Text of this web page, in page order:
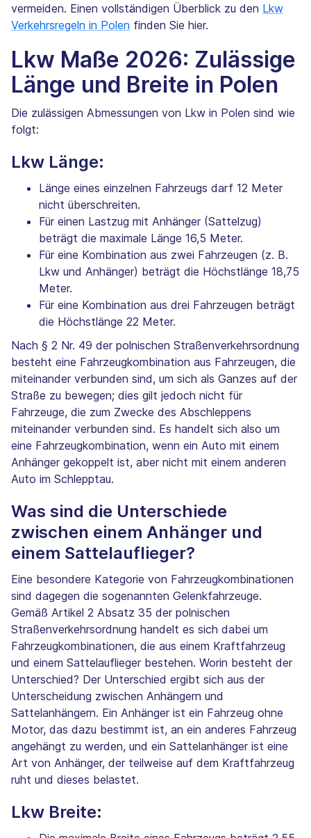
vermeiden. Einen vollständigen Überblick zu den Lkw
Verkehrsregeln in Polen finden Sie hier.
Lkw Maße 2026: Zulässige
Länge und Breite in Polen
Die zulässigen Abmessungen von Lkw in Polen sind wie
folgt:
Lkw Länge:
Länge eines einzelnen Fahrzeugs darf 12 Meter
nicht überschreiten.
Für einen Lastzug mit Anhänger (Sattelzug)
beträgt die maximale Länge 16,5 Meter.
Für eine Kombination aus zwei Fahrzeugen (z. B.
Lkw und Anhänger) beträgt die Höchstlänge 18,75
Meter.
Für eine Kombination aus drei Fahrzeugen beträgt
die Höchstlänge 22 Meter.
Nach § 2 Nr. 49 der polnischen Straßenverkehrsordnung
besteht eine Fahrzeugkombination aus Fahrzeugen, die
miteinander verbunden sind, um sich als Ganzes auf der
Straße zu bewegen; dies gilt jedoch nicht für
Fahrzeuge, die zum Zwecke des Abschleppens
miteinander verbunden sind. Es handelt sich also um
eine Fahrzeugkombination, wenn ein Auto mit einem
Anhänger gekoppelt ist, aber nicht mit einem anderen
Auto im Schlepptau.
Was sind die Unterschiede
zwischen einem Anhänger und
einem Sattelauflieger?
Eine besondere Kategorie von Fahrzeugkombinationen
sind dagegen die sogenannten Gelenkfahrzeuge.
Gemäß Artikel 2 Absatz 35 der polnischen
Straßenverkehrsordnung handelt es sich dabei um
Fahrzeugkombinationen, die aus einem Kraftfahrzeug
und einem Sattelauflieger bestehen. Worin besteht der
Unterschied? Der Unterschied ergibt sich aus der
Unterscheidung zwischen Anhängern und
Sattelanhängern. Ein Anhänger ist ein Fahrzeug ohne
Motor, das dazu bestimmt ist, an ein anderes Fahrzeug
angehängt zu werden, und ein Sattelanhänger ist eine
Art von Anhänger, der teilweise auf dem Kraftfahrzeug
ruht und dieses belastet.
Lkw Breite: